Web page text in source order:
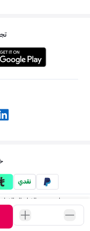
ممزورلد: متجر الاطفال
2026